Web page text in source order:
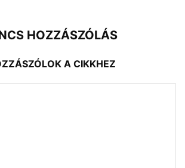
HOZZÁSZÓLÁS
A CIKKHEZ